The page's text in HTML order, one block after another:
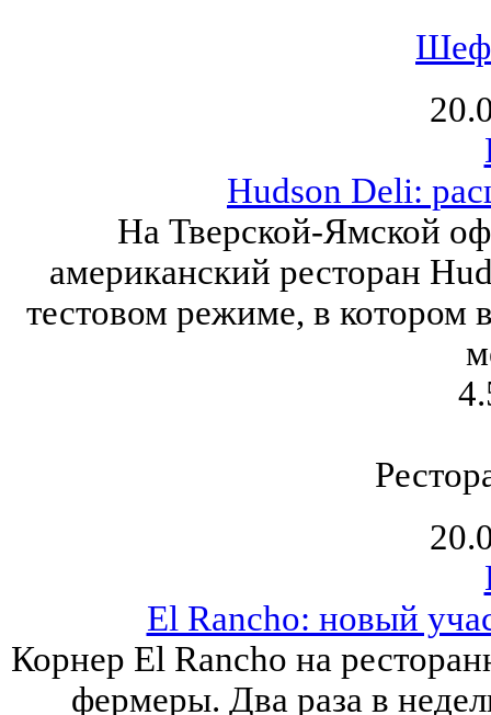
Hudson Deli:
На Тверской-Ямской
американский ресторан
тестовом режиме, в котором
El Rancho: новый
Корнер El Rancho на
фермеры. Два раза в